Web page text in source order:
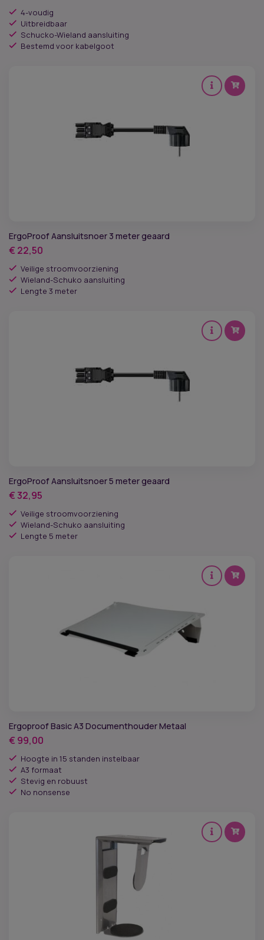
4-voudig
Uitbreidbaar
Schucko-Wieland aansluiting
Bestemd voor kabelgoot
ErgoProof Aansluitsnoer 3 meter geaard
€ 22,50
Veilige stroomvoorziening
Wieland-Schuko aansluiting
Lengte 3 meter
ErgoProof Aansluitsnoer 5 meter geaard
€32,95
Veilige stroomvoorziening
Wieland-Schuko aansluiting
Lengte 5 meter
Ergoproof Basic A3 Documenthouder Metaal
€ 99,00
Hoogte in 15 standen instelbaar
A3 formaat
Stevig en robuust
No nonsense